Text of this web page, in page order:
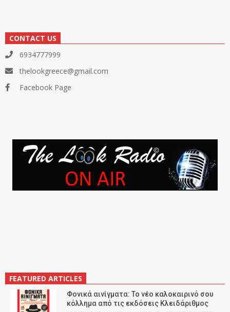
CONTACT US
6934777999
thelookgreece@gmail.com
Facebook Page
FEATURED ARTICLES
Φονικά αινίγματα: Το νέο καλοκαιρινό σου
κόλλημα από τις εκδόσεις Κλειδάριθμος